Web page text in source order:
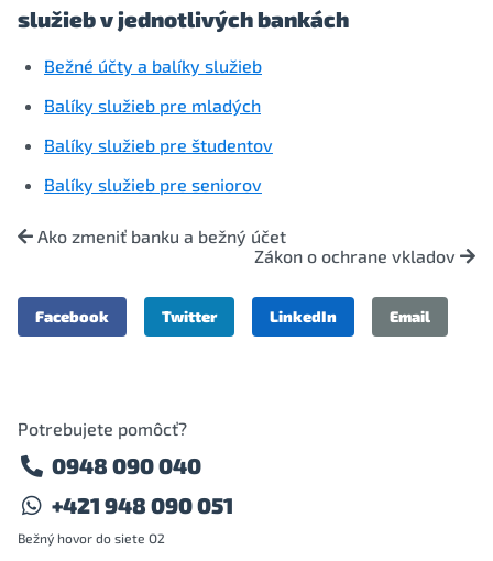
služieb v jednotlivých bankách
Bežné účty a balíky služieb
Balíky služieb pre mladých
Balíky služieb pre študentov
Balíky služieb pre seniorov
Ako zmeniť banku a bežný účet
Zákon o ochrane vkladov
Facebook Twitter LinkedIn Email
Potrebujete pomôcť?
0948 090 040
+421 948 090 051
Bežný hovor do siete O2